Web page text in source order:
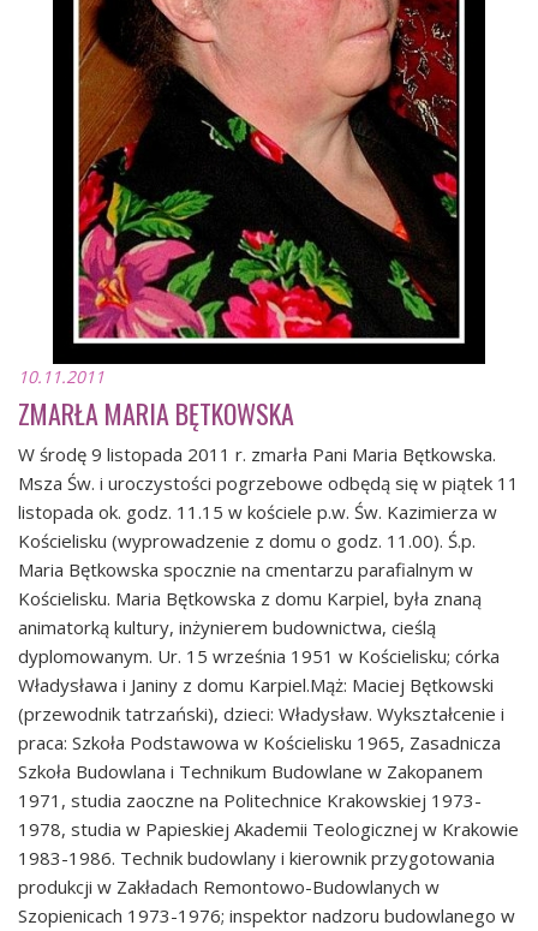
10.11.2011
ZMARŁA MARIA BĘTKOWSKA
W środę 9 listopada 2011 r. zmarła Pani Maria Bętkowska.
Msza Św. i uroczystości pogrzebowe odbędą się w piątek 11
listopada ok. godz. 11.15 w kościele p.w. Św. Kazimierza w
Kościelisku (wyprowadzenie z domu o godz. 11.00). Ś.p.
Maria Bętkowska spocznie na cmentarzu parafialnym w
Kościelisku. Maria Bętkowska z domu Karpiel, była znaną
animatorką kultury, inżynierem budownictwa, cieślą
dyplomowanym. Ur. 15 września 1951 w Kościelisku; córka
Władysława i Janiny z domu Karpiel.Mąż: Maciej Bętkowski
(przewodnik tatrzański), dzieci: Władysław. Wykształcenie i
praca: Szkoła Podstawowa w Kościelisku 1965, Zasadnicza
Szkoła Budowlana i Technikum Budowlane w Zakopanem
1971, studia zaoczne na Politechnice Krakowskiej 1973-
1978, studia w Papieskiej Akademii Teologicznej w Krakowie
1983-1986. Technik budowlany i kierownik przygotowania
produkcji w Zakładach Remontowo-Budowlanych w
Szopienicach 1973-1976; inspektor nadzoru budowlanego w